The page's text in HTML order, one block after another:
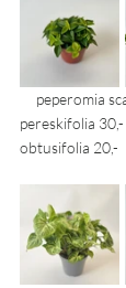
pereskifolia 30,- 		peperomia
obtusifolia 20,-